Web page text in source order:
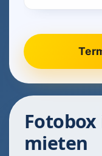
mieten